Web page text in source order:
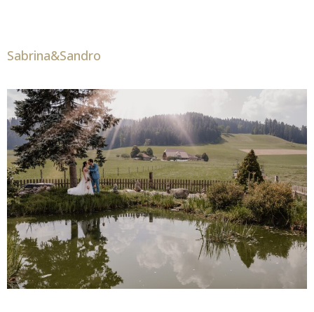
Sabrina&Sandro